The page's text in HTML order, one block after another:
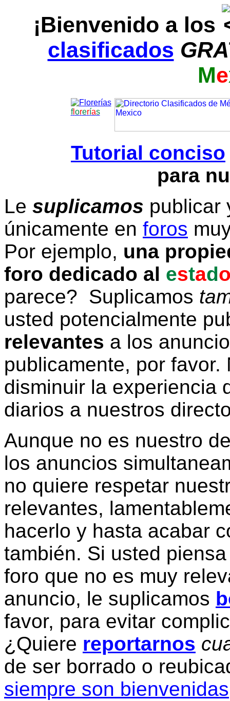
¡Bienvenido a los
clasificados
Me
florerías
Tutorial conciso
para
Le suplicamos publicar
únicamente en foros
Por ejemplo, una
foro dedicado al estad
parece? Suplicamos
usted potencialmente
relevantes a los
publicamente, por
disminuir la experiencia
diarios a nuestros
Aunque no es nuestro
los anuncios
no quiere respetar
relevantes,
hacerlo y hasta acabar
también. Si usted
foro que no es muy
anuncio, le suplicamos
favor, para evitar
¿Quiere reportarnos
de ser borrado o
siempre son bienvenidas